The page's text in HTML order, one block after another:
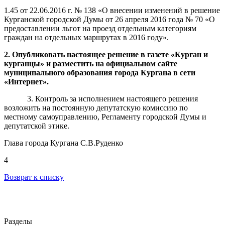
1.45 от 22.06.2016 г. № 138 «О внесении изменений в решение
Курганской городской Думы от 26 апреля 2016 года № 70 «О
предоставлении льгот на проезд отдельным категориям
граждан на отдельных маршрутах в 2016 году».
2. Опубликовать настоящее решение в газете «Курган и
курганцы» и разместить на официальном сайте
муниципального образования города Кургана в сети
«Интернет».
3. Контроль за исполнением настоящего решения
возложить на постоянную депутатскую комиссию по
местному самоуправлению, Регламенту городской Думы и
депутатской этике.
Глава города Кургана С.В.Руденко
4
Возврат к списку
Разделы